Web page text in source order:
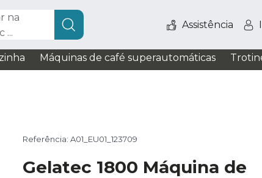
na
...
Assistência
Máquinas de café superautomáticas
Referência: A01_EU01_123709
Gelatec 1800 Máquina de